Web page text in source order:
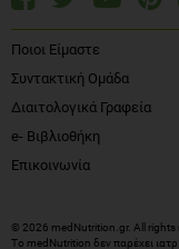
Ποιοι Είμαστε
Συντακτική Ομάδα
Διαιτολογικά Γραφεία
e- Βιβλιοθήκη
Επικοινωνία
© 2026 medNutrition.gr. All rights
Το medNutrition δεν παρέχει